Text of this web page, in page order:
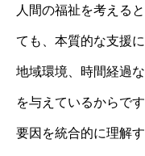
人間の福祉を考える
ても、本質的な支援
地域環境、時間経過
を与えているからで
要因を統合的に理解